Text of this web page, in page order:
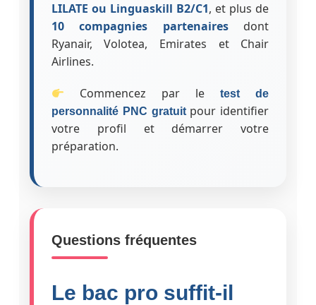
LILATE ou Linguaskill B2/C1, et plus de
10 compagnies partenairesdont
Ryanair, Volotea, Emirates et Chair
Airlines.
Commencez par letest de
personnalité PNC gratuitpour identifier
votre profil et démarrer votre
préparation.
Questions fréquentes
Le bac pro suffit-il